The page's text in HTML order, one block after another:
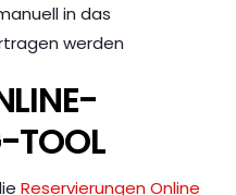
in das
werden
TOOL
Reservierungen Online